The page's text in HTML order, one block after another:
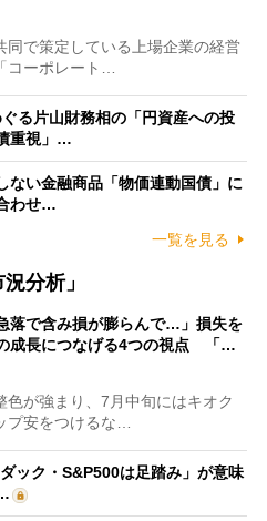
で策定している上場企業の経営
コーポレート…
る片山財務相の「円資産への投
重視」…
ない金融商品「物価連動国債」に
わせ…
一覧を見る
分析」
落で含み損が膨らんで…」損失を
成長につなげる4つの視点 「…
が強まり、7月中旬にはキオク
プ安をつけるな…
ック・S&P500は足踏み」が意味